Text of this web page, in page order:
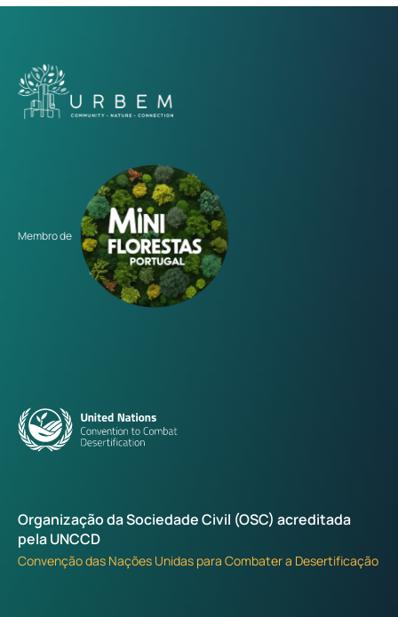
Membro de
Organização da Sociedade Civil (OSC) acreditada
pela UNCCD
Convenção das Nações Unidas para Combater a Desertificação